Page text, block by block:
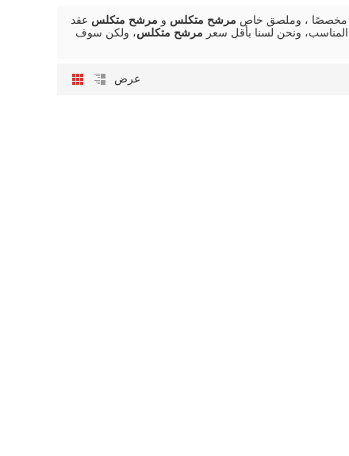
مخصصًا ، وملصق خاص مرشح متكلس و مرشح متكلس عقد
ونحن لسنا بأقل سعر مرشح متكلس، ولكن سوف
عرض